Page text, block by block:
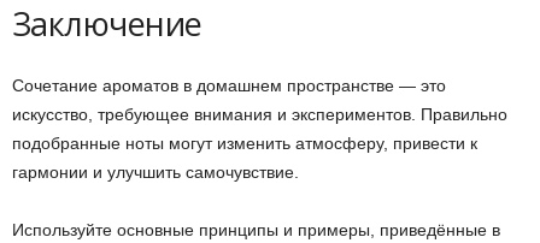
Заключение
Сочетание ароматов в домашнем пространстве — это
искусство, требующее внимания и экспериментов. Правильно
подобранные ноты могут изменить атмосферу, привести к
гармонии и улучшить самочувствие.
Используйте основные принципы и примеры, приведённые в